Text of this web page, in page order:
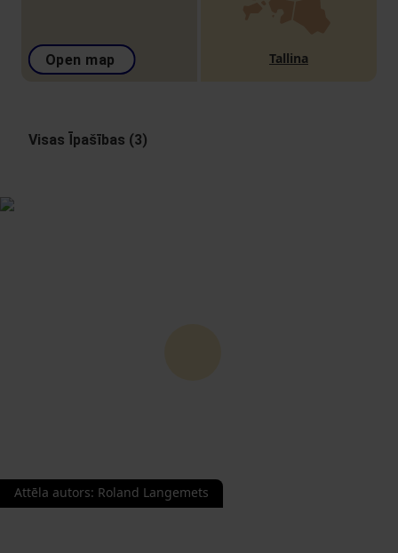
Open map Tallina
Visas Īpašības (3)
Attēla autors: Roland Langemets